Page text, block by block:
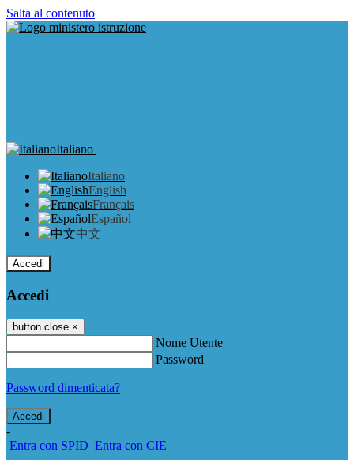
Salta al contenuto
Italiano
Italiano
English
Français
Español
中文
Accedi
Accedi
button close ×
Nome Utente
Password
Password dimenticata?
-
Entra con SPID Entra con CIE